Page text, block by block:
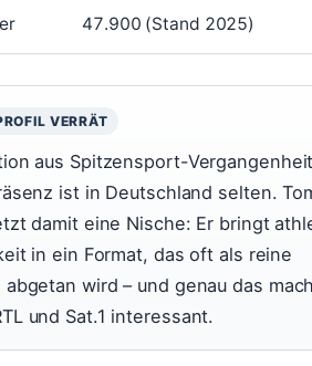
47.900 (Stand 2025)
VERRÄT
aus Spitzensport-
ist in Deutschland selten.
damit eine Nische: Er bringt
in ein Format, das oft als reine
wird – und genau das
und Sat.1 interessant.